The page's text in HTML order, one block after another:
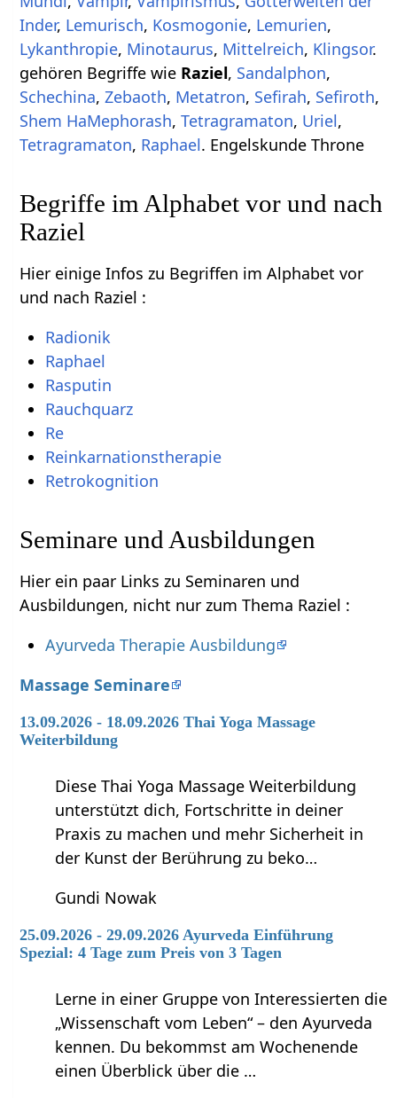
Inder, Lemurisch, Kosmogonie, Lemurien,
Lykanthropie, Minotaurus, Mittelreich, Klingsor.
gehören Begriffe wie Raziel, Sandalphon,
Schechina,Zebaoth, Metatron, Sefirah, Sefiroth,
Shem HaMephorash,Tetragramaton, Uriel,
Tetragramaton, Raphael. Engelskunde Throne
Begriffe im Alphabet vor und nach
Raziel
Hier einige Infos zu Begriffen im Alphabet vor
und nach Raziel :
Radionik
Raphael
Rasputin
Rauchquarz
Re
Reinkarnationstherapie
Retrokognition
Seminare und Ausbildungen
Hier ein paar Links zu Seminaren und
Ausbildungen, nicht nur zum Thema Raziel :
Ayurveda Therapie Ausbildung
Massage Seminare
13.09.2026 - 18.09.2026 Thai Yoga Massage
Weiterbildung
Diese Thai Yoga Massage Weiterbildung
unterstützt dich, Fortschritte in deiner
Praxis zu machen und mehr Sicherheit in
der Kunst der Berührung zu beko…
Gundi Nowak
25.09.2026 - 29.09.2026 Ayurveda Einführung
Spezial: 4 Tage zum Preis von 3 Tagen
Lerne in einer Gruppe von Interessierten die
„Wissenschaft vom Leben“ – den Ayurveda
kennen. Du bekommst am Wochenende
einen Überblick über die …